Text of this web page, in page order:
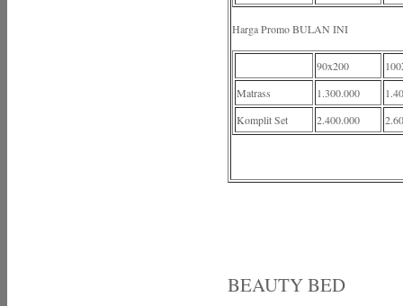
Harga Promo BULAN INI
90x200
Matrass
1.300.000
Komplit Set
2.400.000
BEAUTY BED